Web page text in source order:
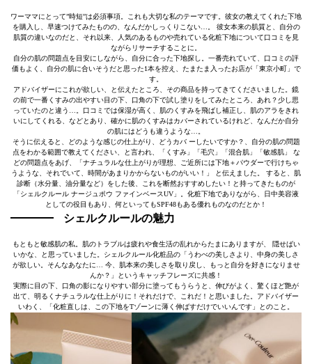
ワーママにとって”時短”は必須事項。これも大切な私のテーマです。彼女の教えてくれた下地
を購入し、早速つけてみたものの、なんだかしっくりこない…。 彼女本来の肌質と、自分の
肌質の違いなのだと、それ以来、人気のあるものや売れている化粧下地について口コミを見
ながらリサーチすることに。
自分の肌の問題点を目安にしながら、自分に合った下地探し。一番売れていて、口コミの評
価もよく、自分の肌に合いそうだと思った1本を控え、たまたま入ったお店が「東京小町」で
す。
アドバイザーにこれが欲しい、と伝えたところ、その商品を持ってきてくださいました。鏡
の前で一番くすみの出やすい目の下、口角の下で試し塗りをしてみたところ、あれ？少し思
っていたのと違う…。口コミでは保湿が高く、肌のくすみを飛ばし補正し、肌のアラをきれ
いにしてくれる、などとあり、確かに肌のくすみはカバーされているけれど、なんだか自分
の肌にはどうも違うような…。
そうに伝えると、どのような感じの仕上がり、どうカバ ーしたいですか？、自分の肌の問題
点をわかる範囲で教えてください、と言われ、「くすみ」「毛穴」「混合肌」「敏感肌」 な
どの問題点をあげ、「ナチュラルな仕上がりが理想、ご近所には下地＋パウダーで行けちゃ
うような、それでいて、時間があまりかからないものがいい！」 と伝えました。 すると、肌
診断（水分量、油分量など）をした後、これを断然おすすめしたい！と持ってきたものが
「シェルクルール ナージュポウ ファインベースUV」。化粧下地でありながら、日中美容液
としての役目もあり、何といってもSPF48もある優れものなのだとか！
シェルクルールの魅力
もともと敏感肌の私。肌のトラブルは疲れや食生活の乱れからたまにありますが、 隠せばい
いかな、と思っていました。シェルクルール化粧品の「うわべの美しさより、中身の美しさ
が欲しい。そんなあなたに… 今、肌本来の美しさを取り戻し、もっと自分を好きになりませ
んか？」というキャッチフレーズに共感！
実際に目の下、口角の影になりやすい部分に塗ってもうらうと、伸びがよく、驚くほど艶が
出て、明るくナチュラルな仕上がりに！それだけで、これだ！と思いました。アドバイザー
いわく、「化粧直しは、この下地をTゾーンに薄く伸ばすだけでいいんです」とのこと。